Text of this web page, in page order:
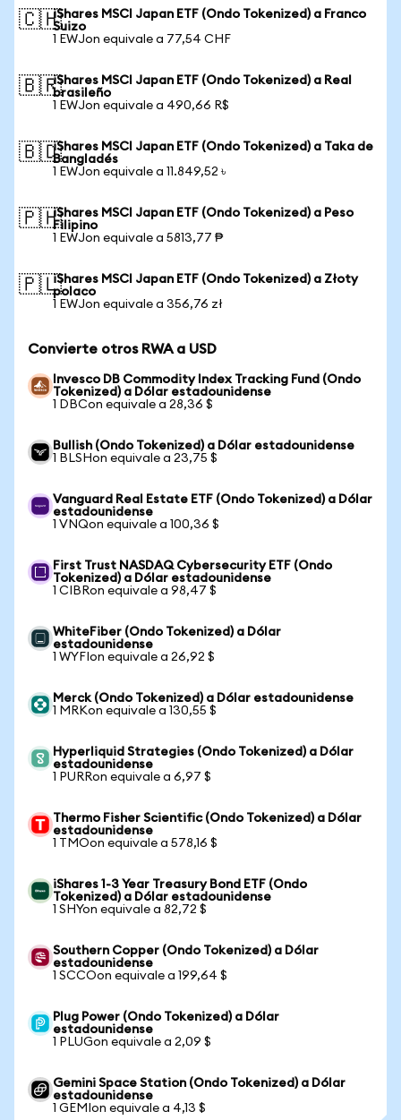
🇨🇭iShares MSCI Japan ETF (Ondo Tokenized) a Franco
Suizo
1 EWJon equivale a 77,54 CHF
🇧🇷iShares MSCI Japan ETF (Ondo Tokenized) a Real
brasileño
1 EWJon equivale a 490,66 R$
🇧🇩iShares MSCI Japan ETF (Ondo Tokenized) a Taka de
Bangladés
1 EWJon equivale a 11.849,52 ৳
🇵🇭iShares MSCI Japan ETF (Ondo Tokenized) a Peso
Filipino
1 EWJon equivale a 5813,77 ₱
🇵🇱iShares MSCI Japan ETF (Ondo Tokenized) a Złoty
polaco
1 EWJon equivale a 356,76 zł
Convierte otros RWA a USD
Invesco DB Commodity Index Tracking Fund (Ondo
Tokenized) a Dólar estadounidense
1 DBCon equivale a 28,36 $
Bullish (Ondo Tokenized) a Dólar estadounidense
1 BLSHon equivale a 23,75 $
Vanguard Real Estate ETF (Ondo Tokenized) a Dólar
estadounidense
1 VNQon equivale a 100,36 $
First Trust NASDAQ Cybersecurity ETF (Ondo
Tokenized) a Dólar estadounidense
1 CIBRon equivale a 98,47 $
WhiteFiber (Ondo Tokenized) a Dólar
estadounidense
1 WYFIon equivale a 26,92 $
Merck (Ondo Tokenized) a Dólar estadounidense
1 MRKon equivale a 130,55 $
Hyperliquid Strategies (Ondo Tokenized) a Dólar
estadounidense
1 PURRon equivale a 6,97 $
Thermo Fisher Scientific (Ondo Tokenized) a Dólar
estadounidense
1 TMOon equivale a 578,16 $
iShares 1-3 Year Treasury Bond ETF (Ondo
Tokenized) a Dólar estadounidense
1 SHYon equivale a 82,72 $
Southern Copper (Ondo Tokenized) a Dólar
estadounidense
1 SCCOon equivale a 199,64 $
Plug Power (Ondo Tokenized) a Dólar
estadounidense
1 PLUGon equivale a 2,09 $
Gemini Space Station (Ondo Tokenized) a Dólar
estadounidense
1 GEMIon equivale a 4,13 $